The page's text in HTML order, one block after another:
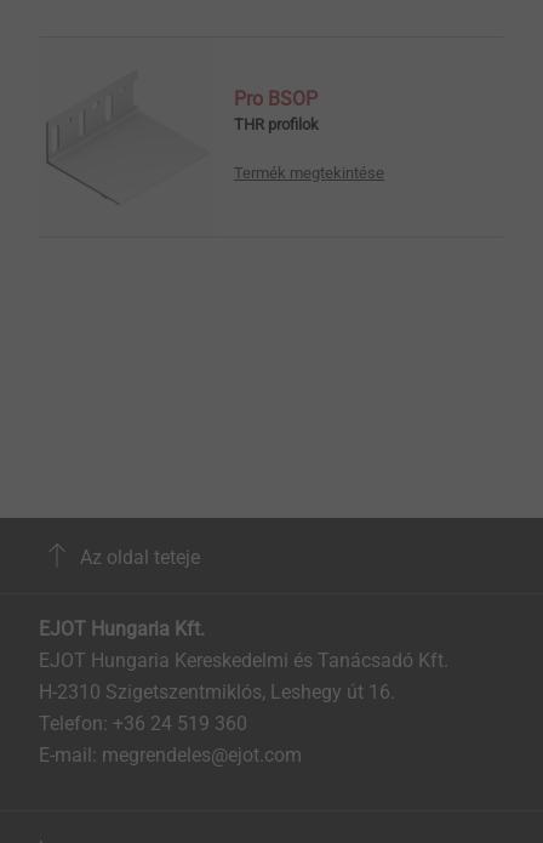
Pro BSOP
THR profilok
Termék megtekintése
Az oldal teteje
EJOT Hungaria Kft.
EJOT Hungaria Kereskedelmi és Tanácsadó Kft.
H-2310 Szigetszentmiklós, Leshegy út 16.
Telefon: +36 24 519 360
E-mail: megrendeles@ejot.com